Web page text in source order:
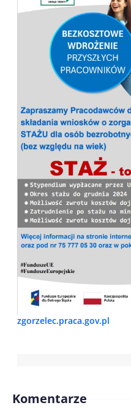
zgorzelec.praca.gov.pl
Komentarze